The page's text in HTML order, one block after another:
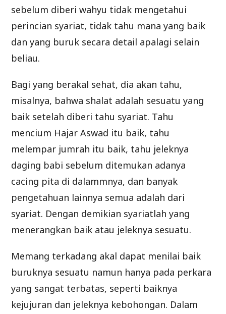
sebelum diberi wahyu tidak mengetahui
perincian syariat, tidak tahu mana yang baik
dan yang buruk secara detail apalagi selain
beliau.
Bagi yang berakal sehat, dia akan tahu,
misalnya, bahwa shalat adalah sesuatu yang
baik setelah diberi tahu syariat. Tahu
mencium Hajar Aswad itu baik, tahu
melempar jumrah itu baik, tahu jeleknya
daging babi sebelum ditemukan adanya
cacing pita di dalammnya, dan banyak
pengetahuan lainnya semua adalah dari
syariat. Dengan demikian syariatlah yang
menerangkan baik atau jeleknya sesuatu.
Memang terkadang akal dapat menilai baik
buruknya sesuatu namun hanya pada perkara
yang sangat terbatas, seperti baiknya
kejujuran dan jeleknya kebohongan. Dalam